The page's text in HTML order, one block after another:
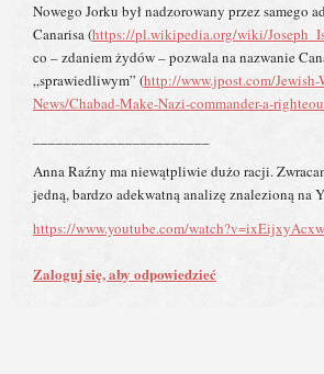
Nowego Jorku był nadzorowany przez samego
Canarisa (https://pl.wikipedia.org/wiki/
co – zdaniem żydów – pozwala na nazwanie
„sprawiedliwym” (http://www.jpost.com/Jewish-
News/Chabad-Make-Nazi-commander-a-
Anna Raźny ma niewątpliwie dużo racji.
jedną, bardzo adekwatną analizę znalezioną na
https://www.youtube.com/watch?v=ixEijxyAcxw
Zaloguj się, aby odpowiedzieć